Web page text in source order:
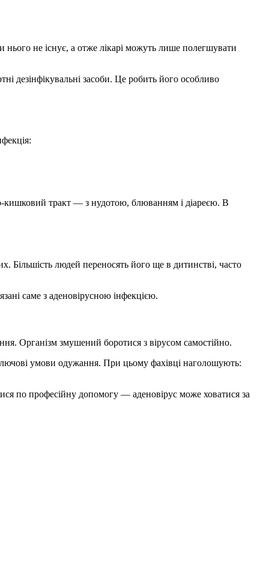
нього не існує, а отже лікарі можуть лише полегшувати
дезінфікувальні засоби. Це робить його особливо
кишковий тракт — з нудотою, блюванням і діареєю. В
Більшість людей переносять його ще в дитинстві, часто
саме з аденовірусною інфекцією.
Організм змушений боротися з вірусом самостійно.
умови одужання. При цьому фахівці наголошують:
по професійну допомогу — аденовірус може ховатися за